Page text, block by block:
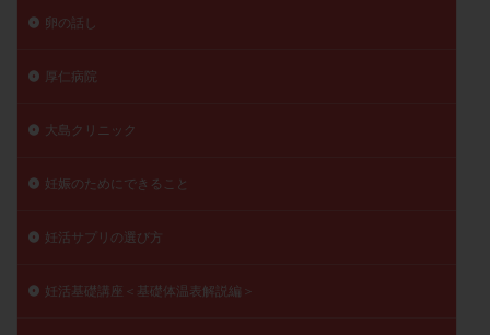
卵の話し
厚仁病院
大島クリニック
妊娠のためにできること
妊活サプリの選び方
妊活基礎講座＜基礎体温表解説編＞